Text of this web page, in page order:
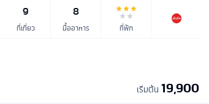
9
ที่เที่ยว
8
มื้ออาหาร ที่พัก
เริ่มต้น 19,900